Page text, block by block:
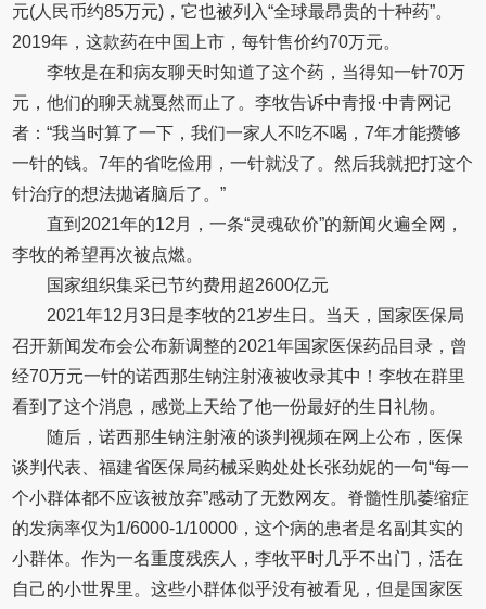
元(人民币约85万元)，它也被列入“全球最昂贵的十种药”。
2019年，这款药在中国上市，每针售价约70万元。
李牧是在和病友聊天时知道了这个药，当得知一针70万
元，他们的聊天就戛然而止了。李牧告诉中青报·中青网记
者：“我当时算了一下，我们一家人不吃不喝，7年才能攒够
一针的钱。7年的省吃俭用，一针就没了。然后我就把打这个
针治疗的想法抛诸脑后了。”
直到2021年的12月，一条“灵魂砍价”的新闻火遍全网，
李牧的希望再次被点燃。
国家组织集采已节约费用超2600亿元
2021年12月3日是李牧的21岁生日。当天，国家医保局
召开新闻发布会公布新调整的2021年国家医保药品目录，曾
经70万元一针的诺西那生钠注射液被收录其中！李牧在群里
看到了这个消息，感觉上天给了他一份最好的生日礼物。
随后，诺西那生钠注射液的谈判视频在网上公布，医保
谈判代表、福建省医保局药械采购处处长张劲妮的一句“每一
个小群体都不应该被放弃”感动了无数网友。脊髓性肌萎缩症
的发病率仅为1/6000-1/10000，这个病的患者是名副其实的
小群体。作为一名重度残疾人，李牧平时几乎不出门，活在
自己的小世界里。这些小群体似乎没有被看见，但是国家医